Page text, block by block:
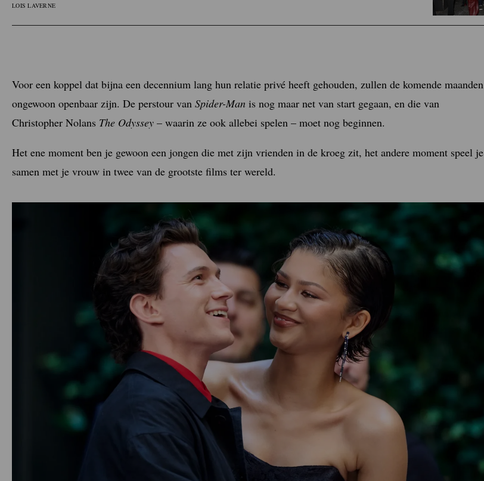
LOIS LAVERNE
Voor een koppel dat bijna een decennium lang hun relatie privé heeft gehouden, zullen de komende maanden
ongewoon openbaar zijn. De perstour van Spider-Man is nog maar net van start gegaan, en die van
Christopher Nolans The Odyssey – waarin ze ook allebei spelen – moet nog beginnen.
Het ene moment ben je gewoon een jongen die met zijn vrienden in de kroeg zit, het andere moment speel je
samen met je vrouw in twee van de grootste films ter wereld.